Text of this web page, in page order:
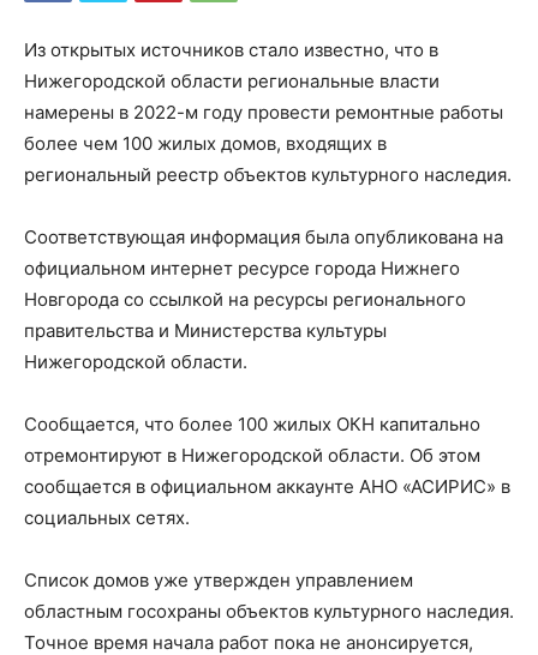
Из открытых источников стало известно, что в
Нижегородской области региональные власти
намерены в 2022-м году провести ремонтные работы
более чем 100 жилых домов, входящих в
региональный реестр объектов культурного наследия.
Соответствующая информация была опубликована на
официальном интернет ресурсе города Нижнего
Новгорода со ссылкой на ресурсы регионального
правительства и Министерства культуры
Нижегородской области.
Сообщается, что более 100 жилых ОКН капитально
отремонтируют в Нижегородской области. Об этом
сообщается в официальном аккаунте АНО «АСИРИС» в
социальных сетях.
Список домов уже утвержден управлением
областным госохраны объектов культурного наследия.
Точное время начала работ пока не анонсируется,